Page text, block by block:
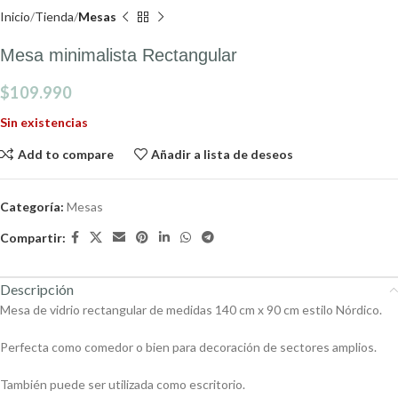
Inicio Tienda Mesas
Mesa minimalista Rectangular
$109.990
Sin existencias
Add to compare Añadir a lista de deseos
Categoría: Mesas
Compartir:
Descripción
Mesa de vidrio rectangular de medidas 140 cm x 90 cm estilo Nórdico.
Perfecta como comedor o bien para decoración de sectores amplios.
También puede ser utilizada como escritorio.